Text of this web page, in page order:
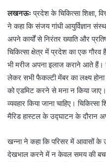
लखनऊः प्रदेश के चिकित्सा शिक्षा,
ने कहा कि संजय गांधी आयुर्विज्ञान
अपने कार्यों से निरंतर ख्याति और
चिकित्सा क्षेत्र में प्रदेश का एक
भी मरीज अपना इलाज कराने आते हैं।
लेकर सभी फैकल्टी मेंबर का लक्ष्य
को एडमिट करने से मना न किया
व्यवहार किया जाना चाहिए।
मैरिड हास्टल के उद्घाटन के दौरान
खन्ना ने कहा कि परिसर में आवासों के
देखभाल करने में न केवल समय की बचत